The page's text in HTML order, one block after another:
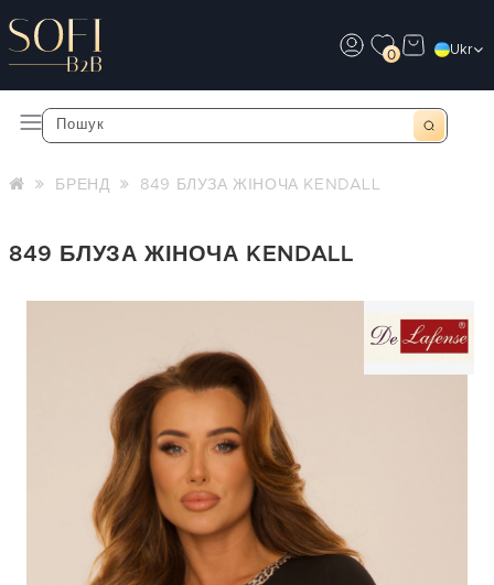
0 Ukr
БРЕНД 849 БЛУЗА ЖІНОЧА KENDALL
849 БЛУЗА ЖІНОЧА KENDALL